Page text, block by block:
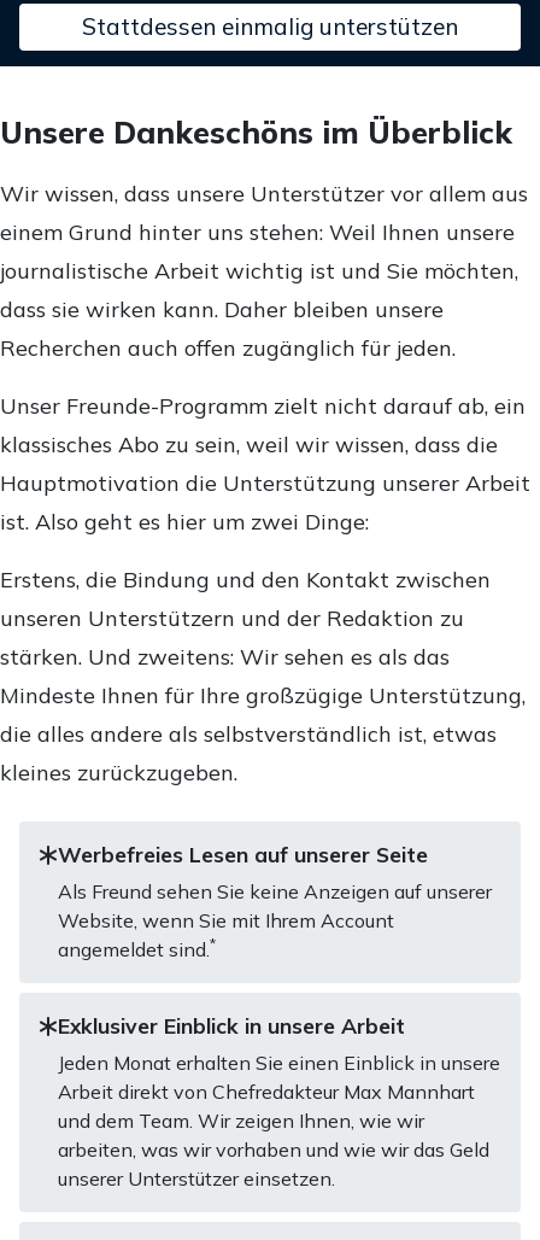
Stattdessen einmalig unterstützen
Unsere Dankeschöns im Überblick
Wir wissen, dass unsere Unterstützer vor allem aus
einem Grund hinter uns stehen: Weil Ihnen unsere
journalistische Arbeit wichtig ist und Sie möchten,
dass sie wirken kann. Daher bleiben unsere
Recherchen auch offen zugänglich für jeden.
Unser Freunde-Programm zielt nicht darauf ab, ein
klassisches Abo zu sein, weil wir wissen, dass die
Hauptmotivation die Unterstützung unserer Arbeit
ist. Also geht es hier um zwei Dinge:
Erstens, die Bindung und den Kontakt zwischen
unseren Unterstützern und der Redaktion zu
stärken. Und zweitens: Wir sehen es als das
Mindeste Ihnen für Ihre großzügige Unterstützung,
die alles andere als selbstverständlich ist, etwas
kleines zurückzugeben.
Werbefreies Lesen auf unserer Seite
Als Freund sehen Sie keine Anzeigen auf unserer
Website, wenn Sie mit Ihrem Account
angemeldet sind.*
Exklusiver Einblick in unsere Arbeit
Jeden Monat erhalten Sie einen Einblick in unsere
Arbeit direkt von Chefredakteur Max Mannhart
und dem Team. Wir zeigen Ihnen, wie wir
arbeiten, was wir vorhaben und wie wir das Geld
unserer Unterstützer einsetzen.